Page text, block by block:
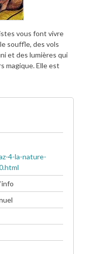
vous font vivre
souffle, des vols
et des lumières qui
magique. Elle est
4-la-nature-